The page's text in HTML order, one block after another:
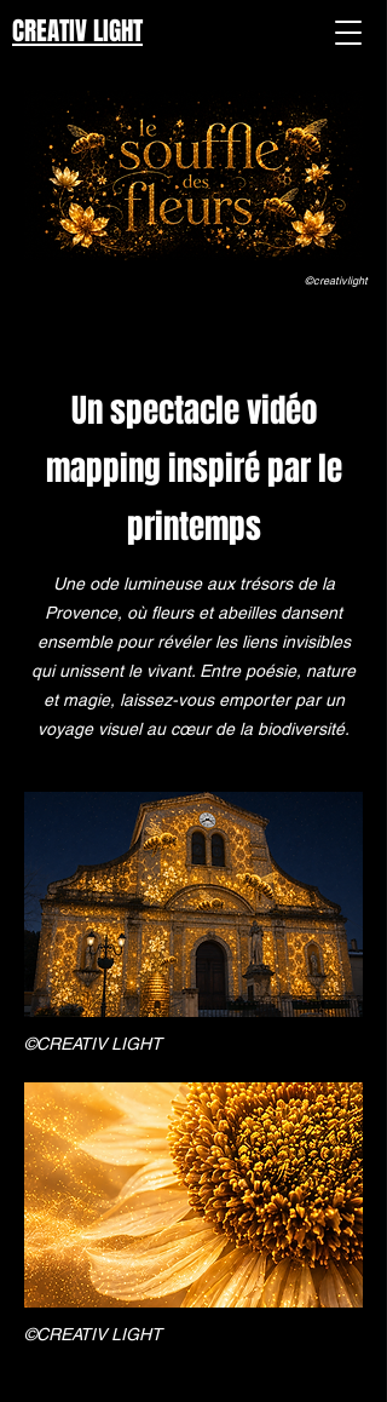
CREATIV LIGHT
©creativlight
Un spectacle vidéo
mapping inspiré par le
printemps
Une ode lumineuse aux trésors de la
Provence, où fleurs et abeilles dansent
ensemble pour révéler les liens invisibles
qui unissent le vivant. Entre poésie, nature
et magie, laissez-vous emporter par un
voyage visuel au cœur de la biodiversité.
©CREATIV LIGHT
©CREATIV LIGHT